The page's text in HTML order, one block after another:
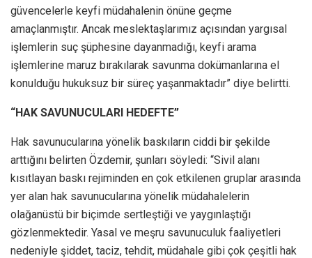
güvencelerle keyfi müdahalenin önüne geçme
amaçlanmıştır. Ancak meslektaşlarımız açısından yargısal
işlemlerin suç şüphesine dayanmadığı, keyfi arama
işlemlerine maruz bırakılarak savunma dokümanlarına el
konulduğu hukuksuz bir süreç yaşanmaktadır” diye belirtti.
“HAK SAVUNUCULARI HEDEFTE”
Hak savunucularına yönelik baskıların ciddi bir şekilde
arttığını belirten Özdemir, şunları söyledi: “Sivil alanı
kısıtlayan baskı rejiminden en çok etkilenen gruplar arasında
yer alan hak savunucularına yönelik müdahalelerin
olağanüstü bir biçimde sertleştiği ve yaygınlaştığı
gözlenmektedir. Yasal ve meşru savunuculuk faaliyetleri
nedeniyle şiddet, taciz, tehdit, müdahale gibi çok çeşitli hak